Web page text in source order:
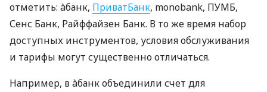
отметить: àбанк, ПриватБанк, monobank, ПУМБ,
Сенс Банк, Райффайзен Банк. В то же время набор
доступных инструментов, условия обслуживания
и тарифы могут существенно отличаться.
Например, в àбанк объединили счет для